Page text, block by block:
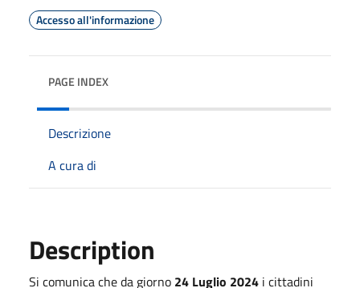
Accesso all'informazione
PAGE INDEX
Descrizione
A cura di
Description
Si comunica che da giorno 24 Luglio 2024 i cittadini